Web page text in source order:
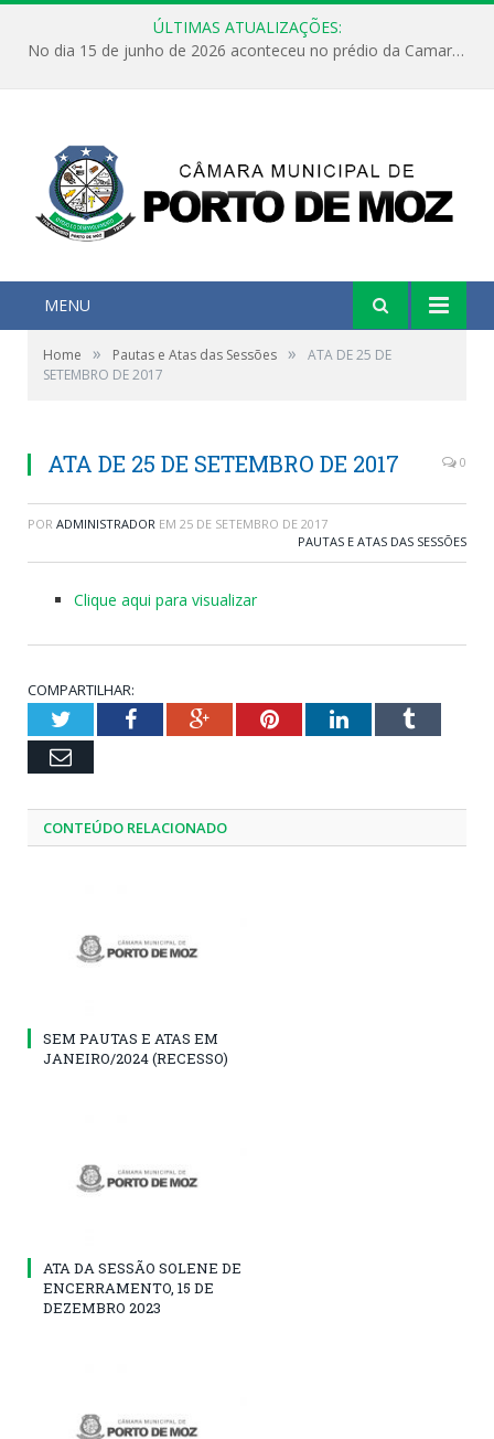
ÚLTIMAS ATUALIZAÇÕES:
No dia 15 de junho de 2026 aconteceu no prédio da Camara Municipal de Porto de Moz /Pará a Sessão Ordinária
MENU
Home » Pautas e Atas das Sessões »
ATA DE 25 DE
SETEMBRO DE 2017
ATA DE 25 DE SETEMBRO DE 2017 0
POR ADMINISTRADOR EM 25 DE SETEMBRO DE 2017
PAUTAS E ATAS DAS SESSÕES
Clique aqui para visualizar
COMPARTILHAR:
TwitterFacebookGoogle+PinterestLinkedInTumblr
Email
CONTEÚDO RELACIONADO
SEM PAUTAS E ATAS EM
JANEIRO/2024 (RECESSO)
ATA DA SESSÃO SOLENE DE
ENCERRAMENTO, 15 DE
DEZEMBRO 2023